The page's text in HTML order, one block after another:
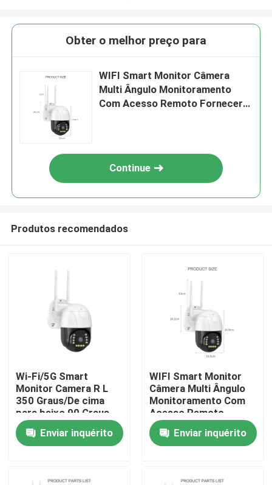
Casa
Produtos
Sobre nós
Obter o melhor preço para
WIFI Smart Monitor Câmera
Multi Ângulo Monitoramento
Com Acesso Remoto Fornecer a
Continue
Produtos recomendados
Wi-Fi/5G Smart
Monitor Camera R L
350 Graus/De cima
para baixo 90 Graus
Acesso remoto
Enviar inquérito
WIFI Smart Monitor
Câmera Multi Ângulo
Monitoramento Com
Acesso Remoto
Fornecer a maior
segurança garantia de
segurança em casa
Enviar inquérito